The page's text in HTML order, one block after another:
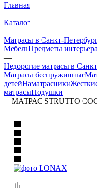
Главная
—
Каталог
—
Матрасы в Санкт-
МебельПредметы интерьера
—
Недорогие матрасы в
Матрасы беспружинные
детейНаматрасники
матрасыПодушки
—МАТРАС STRUTTO